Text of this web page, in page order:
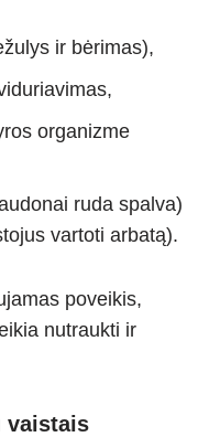
ir bėrimas),
organizme
ruda spalva)
vartoti arbatą).
poveikis,
nutraukti ir
vaistais